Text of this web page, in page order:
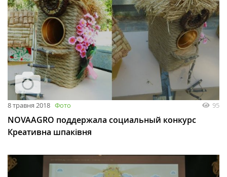
8 травня 2018 Фото 95
NOVAAGRO поддержала социальный конкурс
Креативна шпаківня